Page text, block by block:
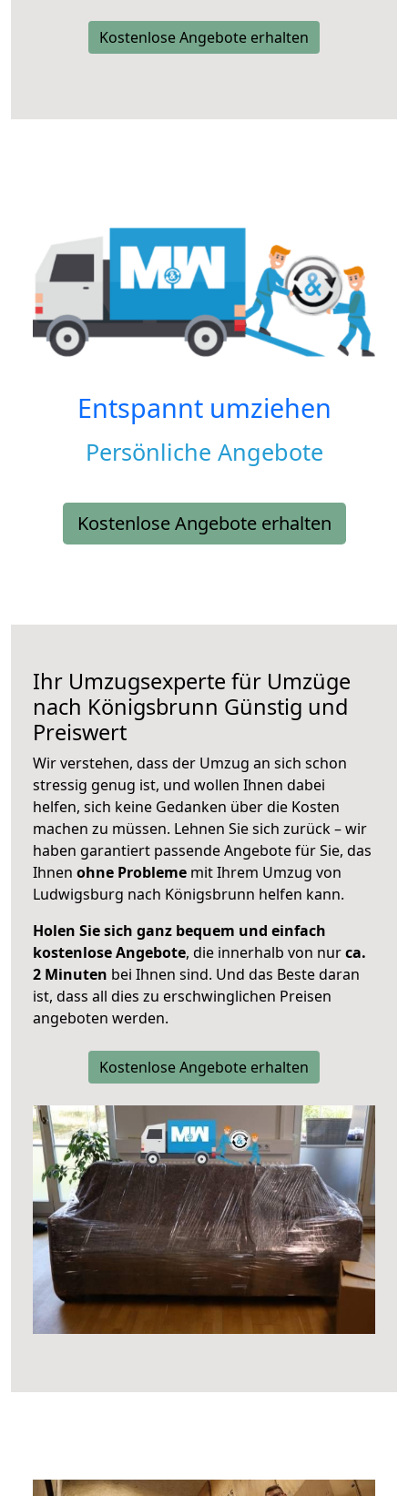
Kostenlose Angebote erhalten
Entspannt umziehen
Persönliche Angebote
Kostenlose Angebote erhalten
Ihr Umzugsexperte für Umzüge
nach Königsbrunn Günstig und
Preiswert
Wir verstehen, dass der Umzug an sich schon
stressig genug ist, und wollen Ihnen dabei
helfen, sich keine Gedanken über die Kosten
machen zu müssen. Lehnen Sie sich zurück – wir
haben garantiert passende Angebote für Sie, das
Ihnen ohne Probleme mit Ihrem Umzug von
Ludwigsburg nach Königsbrunn helfen kann.
Holen Sie sich ganz bequem und einfach
kostenlose Angebote, die innerhalb von nurca.
2 Minuten bei Ihnen sind. Und das Beste daran
ist, dass all dies zu erschwinglichen Preisen
angeboten werden.
Kostenlose Angebote erhalten